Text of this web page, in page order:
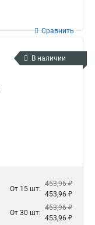
Сравнить
В наличии
От 15 шт:
453,96 ₽
453,96 ₽
От 30 шт:
453,96 ₽
453,96 ₽